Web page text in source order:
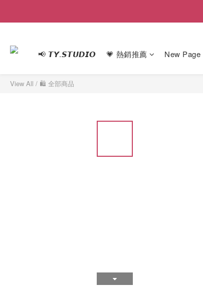
📢 𝙏𝙔.𝙎𝙏𝙐𝘿𝙄𝙊 💗 熱銷推薦 New Page
View All / 🛍 全部商品